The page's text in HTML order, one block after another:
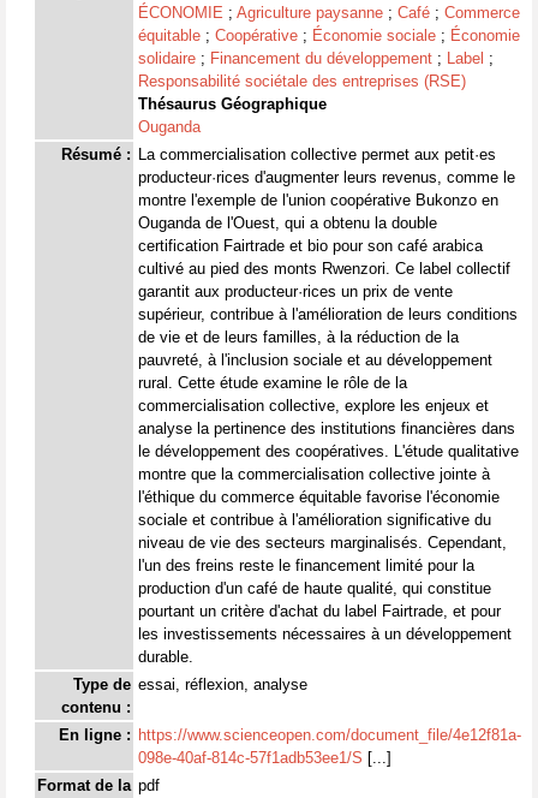
ÉCONOMIE ; Agriculture paysanne ; Café ; Commerce
équitable ; Coopérative ; Économie sociale ; Économie
solidaire ; Financement du développement ; Label ;
Responsabilité sociétale des entreprises (RSE)
Thésaurus Géographique
Ouganda
Résumé : La commercialisation collective permet aux petit·es
producteur·rices d'augmenter leurs revenus, comme le
montre l'exemple de l'union coopérative Bukonzo en
Ouganda de l'Ouest, qui a obtenu la double
certification Fairtrade et bio pour son café arabica
cultivé au pied des monts Rwenzori. Ce label collectif
garantit aux producteur·rices un prix de vente
supérieur, contribue à l'amélioration de leurs conditions
de vie et de leurs familles, à la réduction de la
pauvreté, à l'inclusion sociale et au développement
rural. Cette étude examine le rôle de la
commercialisation collective, explore les enjeux et
analyse la pertinence des institutions financières dans
le développement des coopératives. L'étude qualitative
montre que la commercialisation collective jointe à
l'éthique du commerce équitable favorise l'économie
sociale et contribue à l'amélioration significative du
niveau de vie des secteurs marginalisés. Cependant,
l'un des freins reste le financement limité pour la
production d'un café de haute qualité, qui constitue
pourtant un critère d'achat du label Fairtrade, et pour
les investissements nécessaires à un développement
durable.
Type de
contenu :
essai, réflexion, analyse
En ligne : https://www.scienceopen.com/document_file/4e12f81a-
098e-40af-814c-57f1adb53ee1/S [...]
Format de la pdf